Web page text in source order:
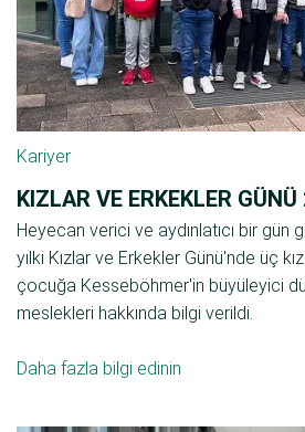
Kariyer
KIZLAR VE ERKEKLER
Heyecan verici ve aydınlatıcı bir gün
yılki Kızlar ve Erkekler Günü'nde üç
çocuğa Kesseböhmer'in büyüleyici
meslekleri hakkında bilgi verildi.
Daha fazla bilgi edinin